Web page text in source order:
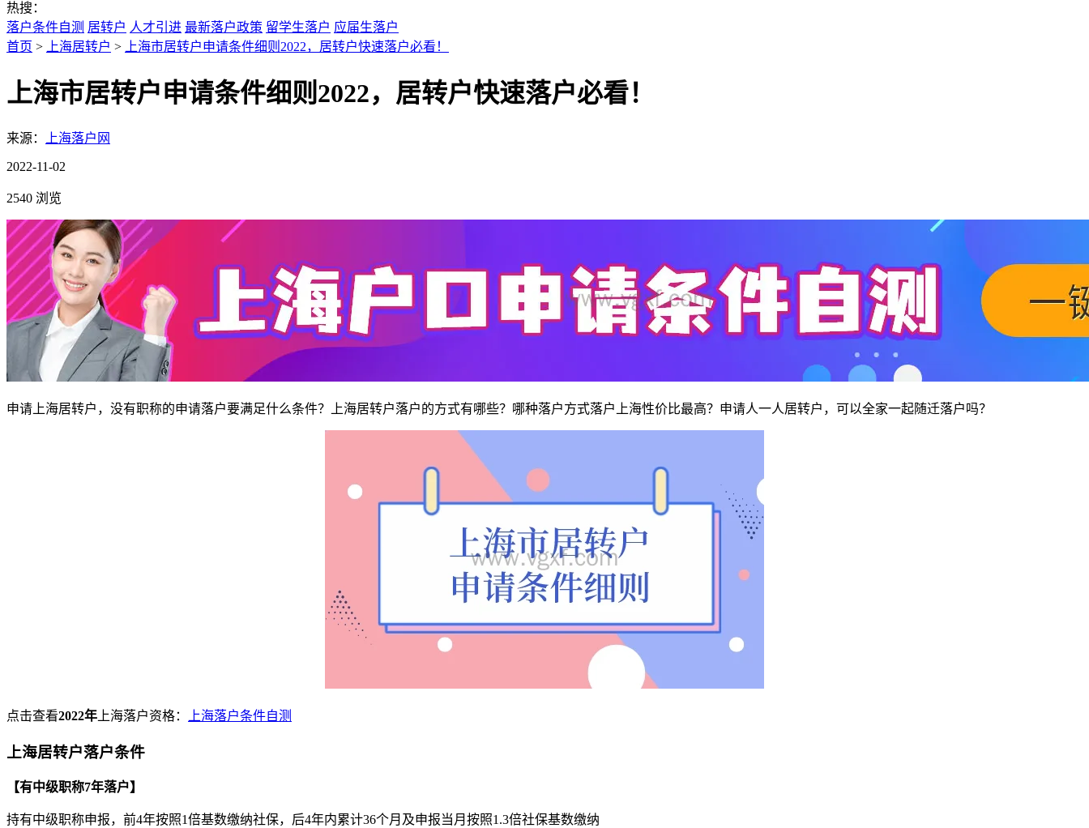
热搜：
落户条件自测 居转户 人才引进 最新落户政策 留学生落户 应届生落户
首页 > 上海居转户 > 上海市居转户申请条件细则2022，居转户快速落户必看！
上海市居转户申请条件细则2022，居转户快速落户必看！
来源： 上海落户网
2022-11-02
2540 浏览
申请上海居转户，没有职称的申请落户要满足什么条件？上海居转户落户的方式有哪些？哪种落户方式落户上海性价比最高？申请人一人居转户，可以全家一起随迁落户吗？
点击查看2022年 上海落户资格： 上海落户条件自测
上海居转户落户条件
【有中级职称7年落户】
持有中级职称申报，前4年按照1倍基数缴纳社保，后4年内累计36个月及申报当月按照1.3倍社保基数缴纳